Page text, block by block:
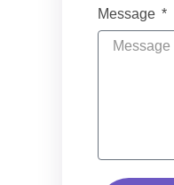
Message